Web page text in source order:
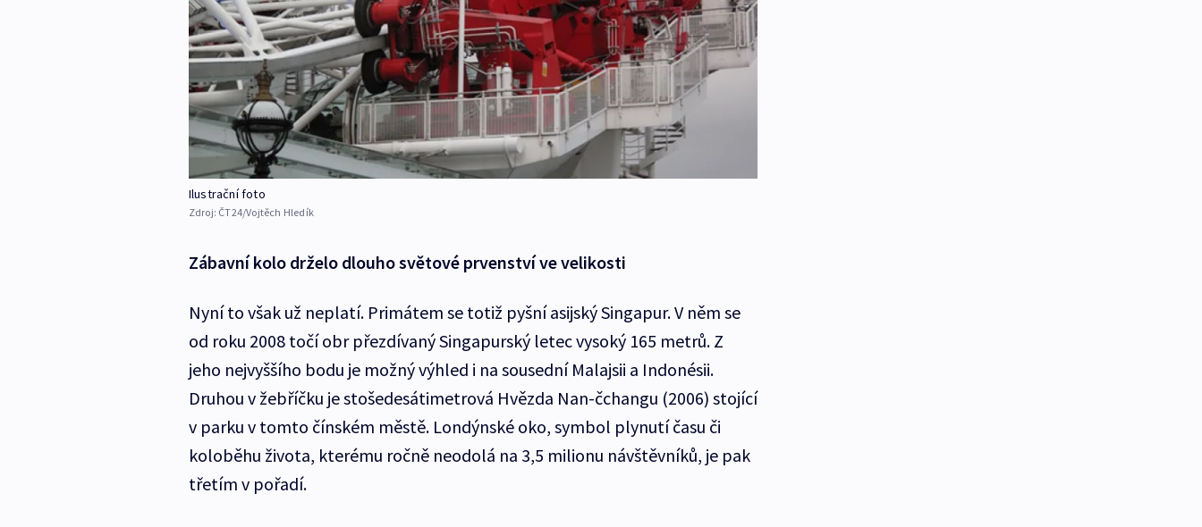
Ilustrační foto
Zdroj: ČT24/Vojtěch Hledík
Zábavní kolo drželo dlouho světové prvenství ve velikosti
Nyní to však už neplatí. Primátem se totiž pyšní asijský Singapur. V něm se
od roku 2008 točí obr přezdívaný Singapurský letec vysoký 165 metrů. Z
jeho nejvyššího bodu je možný výhled i na sousední Malajsii a Indonésii.
Druhou v žebříčku je stošedesátimetrová Hvězda Nan-čchangu (2006) stojící
v parku v tomto čínském městě. Londýnské oko, symbol plynutí času či
koloběhu života, kterému ročně neodolá na 3,5 milionu návštěvníků, je pak
třetím v pořadí.